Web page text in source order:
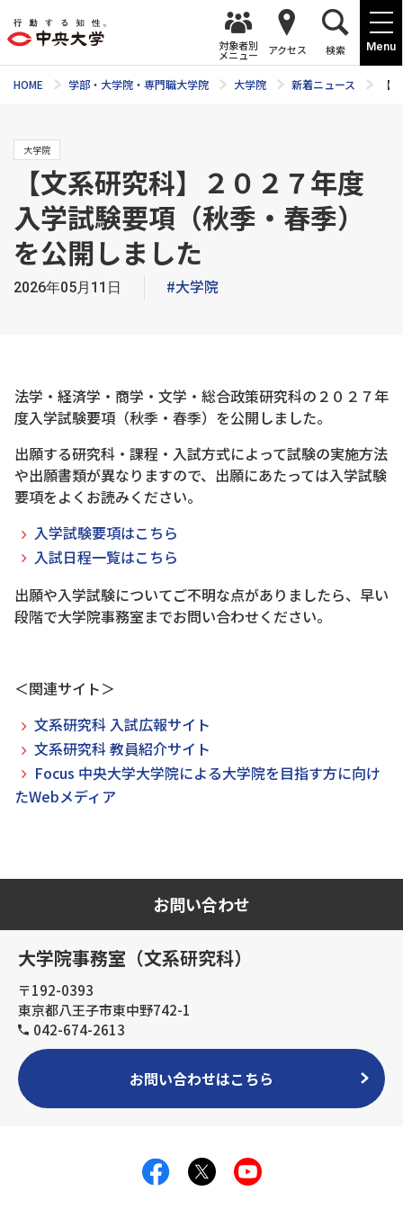
Menu
対象者別
メニュー アクセス 検索
HOME 学部・大学院・専門職大学院 大学院 新着ニュース 【
大学院
【文系研究科】２０２７年度
入学試験要項（秋季・春季）
を公開しました
2026年05月11日 #大学院
法学・経済学・商学・文学・総合政策研究科の２０２７年
度入学試験要項（秋季・春季）を公開しました。
出願する研究科・課程・入試方式によって試験の実施方法
や出願書類が異なりますので、出願にあたっては入学試験
要項をよくお読みください。
入学試験要項はこちら
入試日程一覧はこちら
出願や入学試験についてご不明な点がありましたら、早い
段階で大学院事務室までお問い合わせください。
＜関連サイト＞
文系研究科 入試広報サイト
文系研究科 教員紹介サイト
Focus 中央大学大学院による大学院を目指す方に向け
たWebメディア
お問い合わせ
大学院事務室（文系研究科）
〒192-0393
東京都八王子市東中野742-1
042-674-2613
お問い合わせはこちら